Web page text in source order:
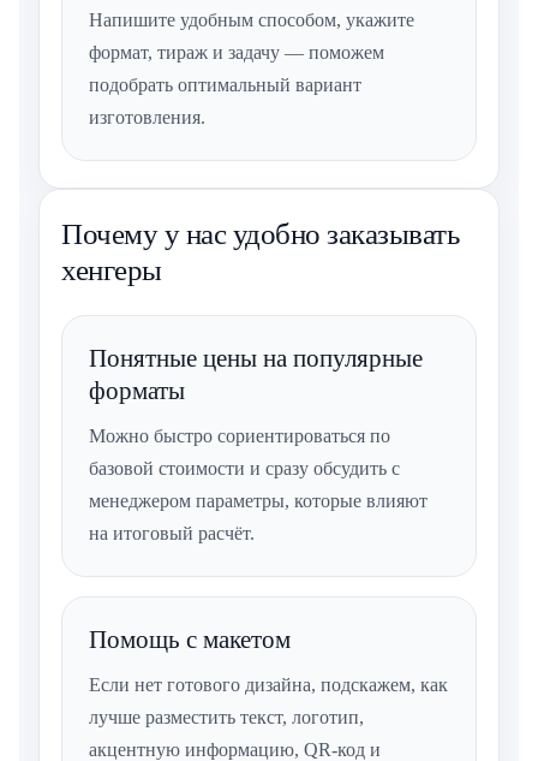
Напишите удобным способом, укажите
формат, тираж и задачу — поможем
подобрать оптимальный вариант
изготовления.
Почему у нас удобно заказывать
хенгеры
Понятные цены на популярные
форматы
Можно быстро сориентироваться по
базовой стоимости и сразу обсудить с
менеджером параметры, которые влияют
на итоговый расчёт.
Помощь с макетом
Если нет готового дизайна, подскажем, как
лучше разместить текст, логотип,
акцентную информацию, QR-код и